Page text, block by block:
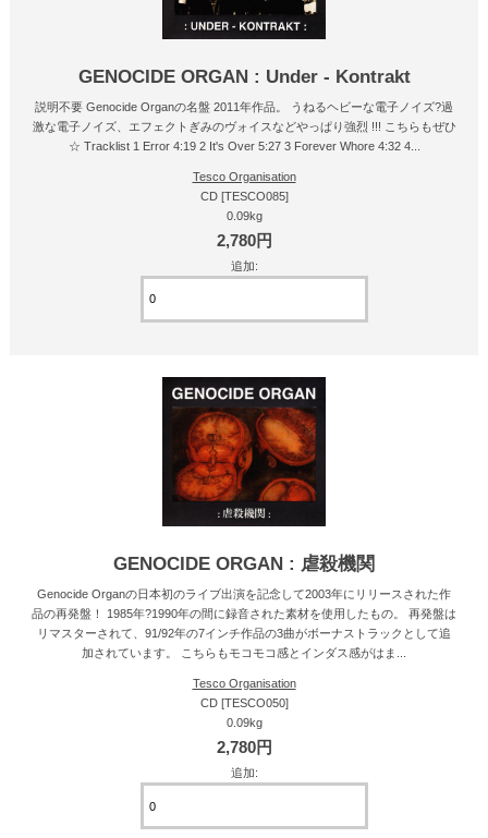
GENOCIDE ORGAN : Under - Kontrakt
説明不要 Genocide Organの名盤 2011年作品。 うねるヘビーな電子ノイズ?過
激な電子ノイズ、エフェクトぎみのヴォイスなどやっぱり強烈 !!! こちらもぜひ
☆ Tracklist 1 Error 4:19 2 It's Over 5:27 3 Forever Whore 4:32 4...
Tesco Organisation
CD [TESCO085]
0.09kg
2,780円
追加:
GENOCIDE ORGAN : 虐殺機関
Genocide Organの日本初のライブ出演を記念して2003年にリリースされた作
品の再発盤！ 1985年?1990年の間に録音された素材を使用したもの。 再発盤は
リマスターされて、91/92年の7インチ作品の3曲がボーナストラックとして追
加されています。 こちらもモコモコ感とインダス感がはま...
Tesco Organisation
CD [TESCO050]
0.09kg
2,780円
追加: